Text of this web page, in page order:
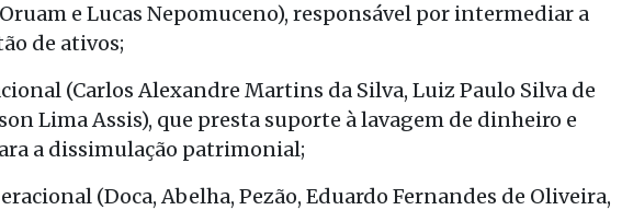
e Lucas Nepomuceno), responsável por intermediar a
de ativos;
(Carlos Alexandre Martins da Silva, Luiz Paulo Silva de
Lima Assis), que presta suporte à lavagem de dinheiro e
a dissimulação patrimonial;
(Doca, Abelha, Pezão, Eduardo Fernandes de Oliveira,